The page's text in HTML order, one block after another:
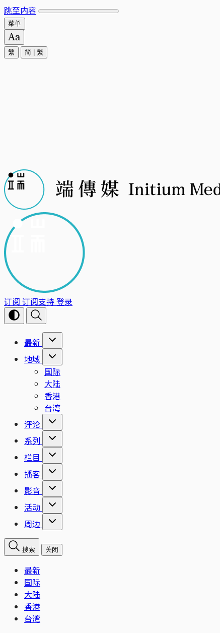
跳至内容
菜单
繁 简 繁
订阅 订阅支持登录
最新
地域
国际
大陆
香港
台湾
评论
系列
栏目
播客
影音
活动
周边
搜索 关闭
最新
国际
大陆
香港
台湾